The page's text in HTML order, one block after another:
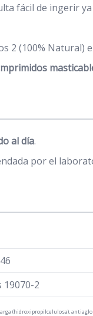
fácil de ingerir
2 (100% Natural)
al día.
por el
2
(hidroxipropilcelulosa),